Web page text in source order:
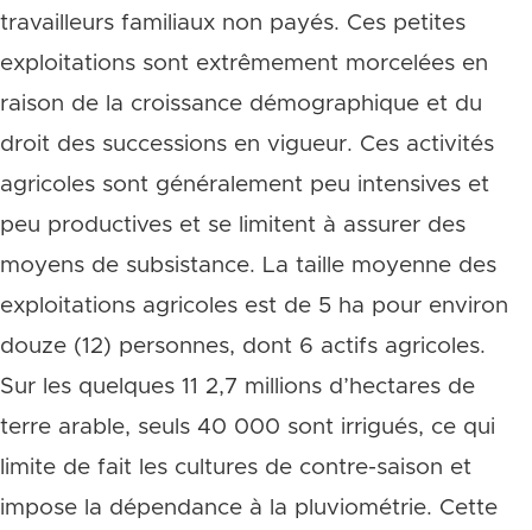
travailleurs familiaux non payés. Ces petites
exploitations sont extrêmement morcelées en
raison de la croissance démographique et du
droit des successions en vigueur. Ces activités
agricoles sont généralement peu intensives et
peu productives et se limitent à assurer des
moyens de subsistance. La taille moyenne des
exploitations agricoles est de 5 ha pour environ
douze (12) personnes, dont 6 actifs agricoles.
Sur les quelques 11 2,7 millions d’hectares de
terre arable, seuls 40 000 sont irrigués, ce qui
limite de fait les cultures de contre-saison et
impose la dépendance à la pluviométrie. Cette